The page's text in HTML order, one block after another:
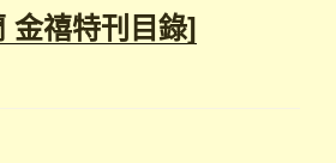
金禧特刊目錄]